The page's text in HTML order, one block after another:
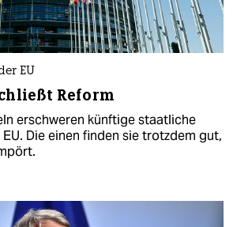
EU
Reform
erschweren künftige staatliche
Die einen finden sie trotzdem gut,